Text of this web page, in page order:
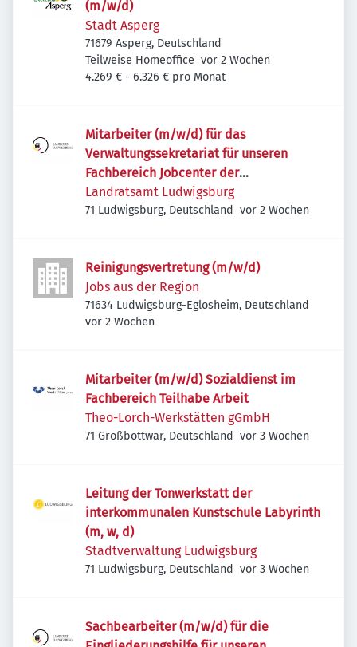
(m/w/d)
Stadt Asperg
71679 Asperg, Deutschland
Teilweise Homeoffice Veröffentlicht
vor 2 Wochen
4.269 € - 6.326 € pro Monat
Mitarbeiter (m/w/d) für das
Verwaltungssekretariat für unseren
Fachbereich Jobcenter der
Fachbereichsleitung
Landratsamt Ludwigsburg
71 Ludwigsburg, Deutschland Veröffentlicht
vor 2 Wochen
Reinigungsvertretung (m/w/d)
Jobs aus der Region
71634 Ludwigsburg-Eglosheim, Deutschland
Veröffentlicht
vor 2 Wochen
Mitarbeiter (m/w/d) Sozialdienst im
Fachbereich Teilhabe Arbeit
Theo-Lorch-Werkstätten gGmbH
71 Großbottwar, Deutschland Veröffentlicht
vor 3 Wochen
Leitung der Tonwerkstatt der
interkommunalen Kunstschule Labyrinth
(m, w, d)
Stadtverwaltung Ludwigsburg
71 Ludwigsburg, Deutschland Veröffentlicht
vor 3 Wochen
Sachbearbeiter (m/w/d) für die